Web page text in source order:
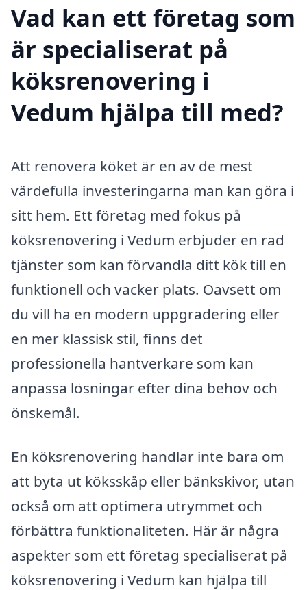
Vad kan ett företag som
är specialiserat på
köksrenovering i
Vedum hjälpa till med?
Att renovera köket är en av de mest
värdefulla investeringarna man kan göra i
sitt hem. Ett företag med fokus på
köksrenovering i Vedum erbjuder en rad
tjänster som kan förvandla ditt kök till en
funktionell och vacker plats. Oavsett om
du vill ha en modern uppgradering eller
en mer klassisk stil, finns det
professionella hantverkare som kan
anpassa lösningar efter dina behov och
önskemål.
En köksrenovering handlar inte bara om
att byta ut köksskåp eller bänkskivor, utan
också om att optimera utrymmet och
förbättra funktionaliteten. Här är några
aspekter som ett företag specialiserat på
köksrenovering i Vedum kan hjälpa till